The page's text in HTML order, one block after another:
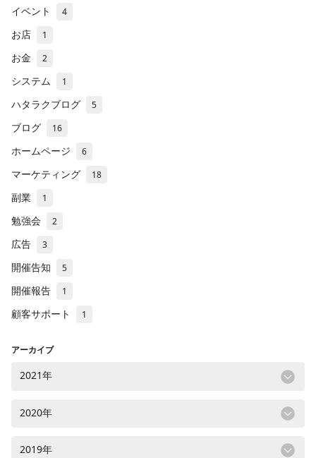
イベント 4
お店 1
お金 2
システム 1
ハタラクブログ 5
ブログ 16
ホームページ 6
マーケティング 18
副業 1
勉強会 2
広告 3
開催告知 5
開催報告 1
顧客サポート 1
アーカイブ
2021年
2020年
2019年